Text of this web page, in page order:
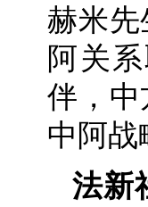
赫米
阿关
伴，
中阿战
法新